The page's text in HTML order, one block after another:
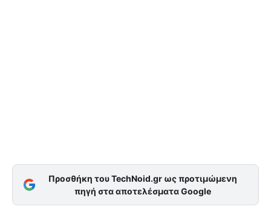
Προσθήκη του TechNoid.gr ως προτιμώμενη
πηγή στα αποτελέσματα Google